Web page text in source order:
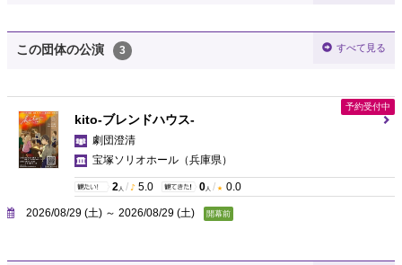
この団体の公演 3 すべて見る
kito-ブレンドハウス-
劇団澄清
宝塚ソリオホール （兵庫県）
2 人 / 5.0 0 人 / 0.0
2026/08/29 (土) ～ 2026/08/29 (土) 開幕前
予約受付中